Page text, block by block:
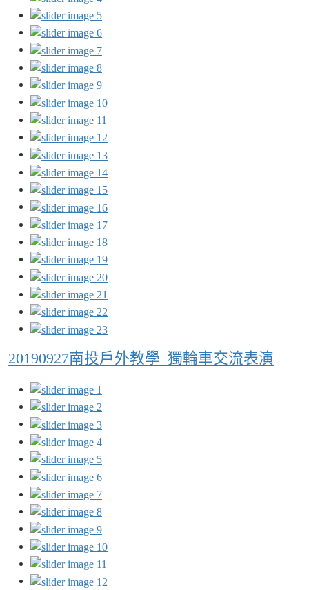
20190927南投戶外教學_獨輪車交流表演